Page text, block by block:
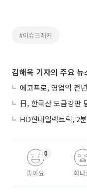
#이슈크래커
김해욱 기자의 주요 뉴
좋아요
0
화